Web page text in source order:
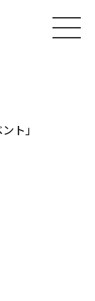
ト」